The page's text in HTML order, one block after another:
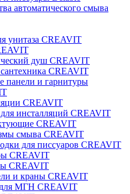
автоматического смыва
унитаза CREAVIT
душ CREAVIT
сантехника CREAVIT
панели и гарнитуры
CREAVIT
инсталляций CREAVIT
CREAVIT
смыва CREAVIT
для писсуаров CREAVIT
CREAVIT
CREAVIT
и краны CREAVIT
МГН CREAVIT